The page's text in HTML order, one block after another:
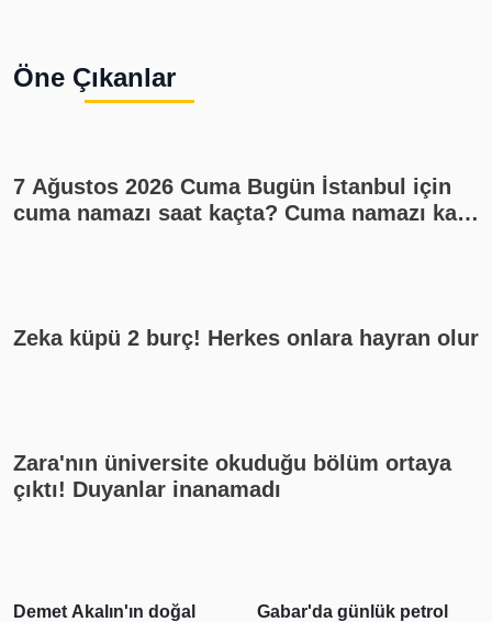
sergilendi!
Öne Çıkanlar
7 Ağustos 2026 Cuma Bugün İstanbul için
cuma namazı saat kaçta? Cuma namazı kaç
Zeka küpü 2 burç! Herkes onlara hayran olur
Zara'nın üniversite okuduğu bölüm ortaya
çıktı! Duyanlar inanamadı
Gabar'da günlük petrol
Polis Meslek